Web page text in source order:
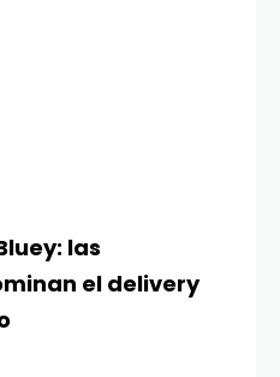
las
el delivery